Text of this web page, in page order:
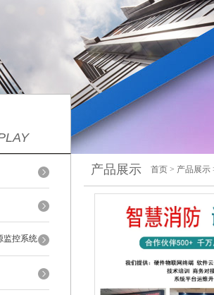
监控系统
产品展示 首页 > 产品展示